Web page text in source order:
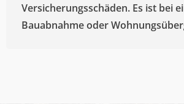
Versicherungsschäden. Es ist bei
Bauabnahme oder